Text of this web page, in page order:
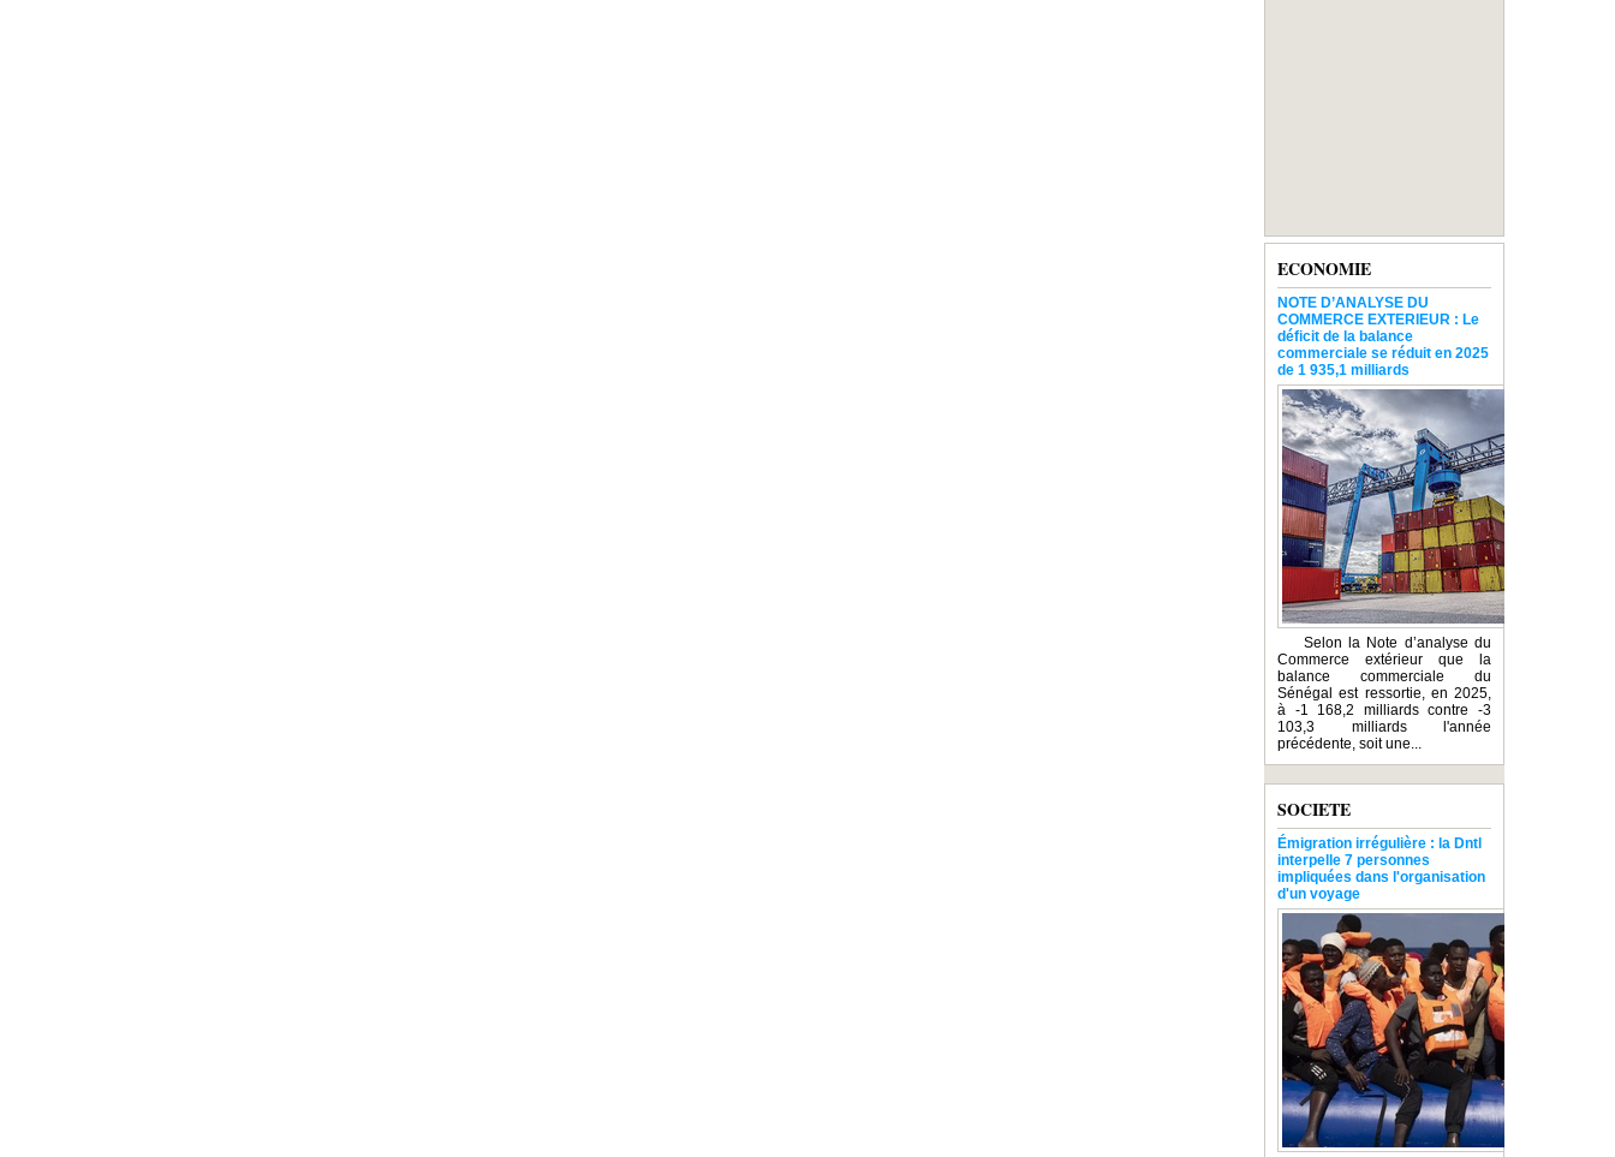
ECONOMIE
NOTE D’ANALYSE DU
COMMERCE EXTERIEUR : Le
déficit de la balance
commerciale se réduit en 2025
de 1 935,1 milliards
Selon la Note d’analyse du
Commerce extérieur que la
balance commerciale du
Sénégal est ressortie, en 2025,
à -1 168,2 milliards contre -3
103,3 milliards l'année
précédente, soit une...
SOCIETE
Émigration irrégulière : la Dntl
interpelle 7 personnes
impliquées dans l'organisation
d'un voyage